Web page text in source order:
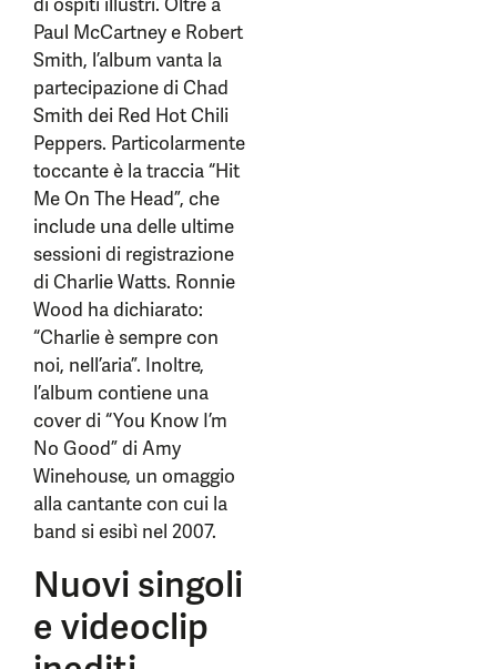
Paul McCartney e Robert
Smith, l’album vanta la
partecipazione di Chad
Smith dei Red Hot Chili
Peppers. Particolarmente
toccante è la traccia “Hit
Me On The Head”, che
include una delle ultime
sessioni di registrazione
di Charlie Watts. Ronnie
Wood ha dichiarato:
“Charlie è sempre con
noi, nell’aria”. Inoltre,
l’album contiene una
cover di “You Know I’m
No Good” di Amy
Winehouse, un omaggio
alla cantante con cui la
band si esibì nel 2007.
Nuovi singoli
e videoclip